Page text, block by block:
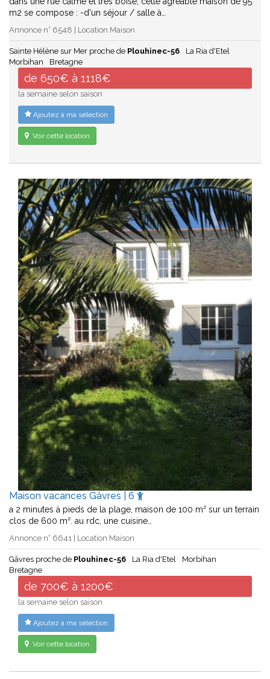
m2 se compose : -d'un séjour / salle à…
Annonce n° 6548 | Location Maison
Sainte Hélène sur Mer proche de Plouhinec-56
La Ria d'Etel
Morbihan
Bretagne
de 650€ à 1118€
la semaine selon saison
Ajoutez à ma sélection
Voir cette location
Maison vacances Gâvres | 6
a 2 minutes à pieds de la plage, maison de 100 m² sur un terrain
clos de 600 m². au rdc, une cuisine…
Annonce n° 6641 | Location Maison
Gâvres proche de Plouhinec-56 La Ria d'Etel
Morbihan
Bretagne
de 700€ à 1200€
la semaine selon saison
Ajoutez à ma sélection
Voir cette location